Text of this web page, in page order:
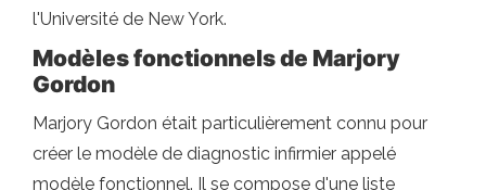
l'Université de New York.
Modèles fonctionnels de Marjory
Gordon
Marjory Gordon était particulièrement connu pour
créer le modèle de diagnostic infirmier appelé
modèle fonctionnel. Il se compose d'une liste